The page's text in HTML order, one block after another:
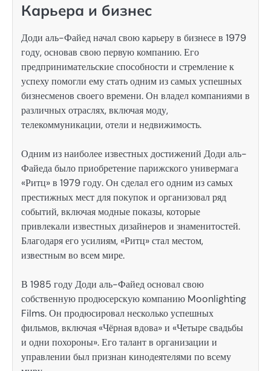
Карьера и бизнес
Доди аль-Файед начал свою карьеру в бизнесе в 1979
году, основав свою первую компанию. Его
предпринимательские способности и стремление к
успеху помогли ему стать одним из самых успешных
бизнесменов своего времени. Он владел компаниями в
различных отраслях, включая моду,
телекоммуникации, отели и недвижимость.
Одним из наиболее известных достижений Доди аль-
Файеда было приобретение парижского универмага
«Ритц» в 1979 году. Он сделал его одним из самых
престижных мест для покупок и организовал ряд
событий, включая модные показы, которые
привлекали известных дизайнеров и знаменитостей.
Благодаря его усилиям, «Ритц» стал местом,
известным во всем мире.
В 1985 году Доди аль-Файед основал свою
собственную продюсерскую компанию Moonlighting
Films. Он продюсировал несколько успешных
фильмов, включая «Чёрная вдова» и «Четыре свадьбы
и одни похороны». Его талант в организации и
управлении был признан кинодеятелями по всему